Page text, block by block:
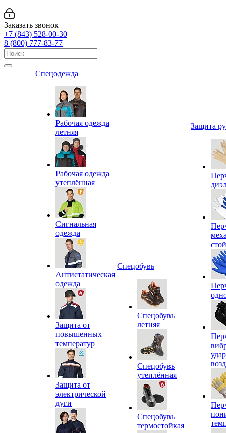
Заказать звонок
+7 (843) 528-00-30
8 (800) 777-83-77
Спецодежда
Рабочая одежда
летняя
Рабочая одежда
утеплённая
Сигнальная
одежда
Антистатическая
одежда
Защита от
повышенных
температур
Защита от
электрической
дуги
Спецобувь
Спецобувь
летняя
Спецобувь
утеплённая
Спецобувь
термостойкая
Защита